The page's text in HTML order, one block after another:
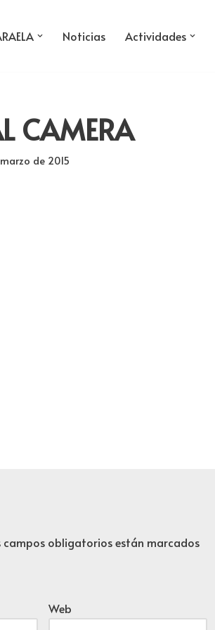
Noticias Actividades
CAMERA
de 2015
campos obligatorios están marcados
Web